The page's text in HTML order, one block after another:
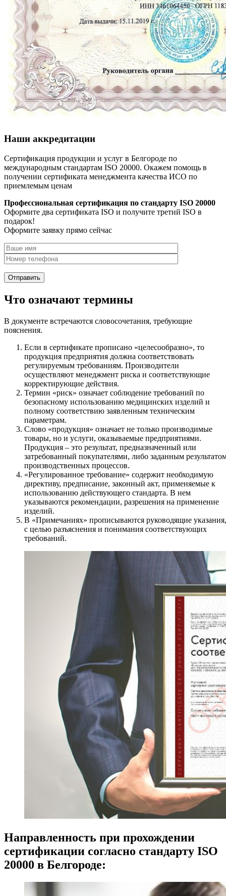
Наши аккредитации
Сертификация продукции и услуг в Белгороде по
международным стандартам ISO 20000. Окажем помощь в
получении сертификата менеджмента качества ИСО по
приемлемым ценам
Профессиональная сертификация по стандарту ISO 20000
Оформите два сертификата ISO и получите третий ISO в
подарок!
Оформите заявку прямо сейчас
Что означают термины
В документе встречаются словосочетания, требующие
пояснения.
Если в сертификате прописано «целесообразно», то
продукция предприятия должна соответствовать
регулируемым требованиям. Производители
осуществляют менеджмент риска и соответствующие
корректирующие действия.
Термин «риск» означает соблюдение требований по
безопасному использованию медицинских изделий и
полному соответствию заявленным техническим
параметрам.
Слово «продукция» означает не только производимые
товары, но и услуги, оказываемые предприятиями.
Продукция – это результат, предназначенный или
затребованный покупателями, либо заданным
производственных процессов.
«Регулированное требование» содержит необходимую
директиву, предписание, законный акт, применяемые к
использованию действующего стандарта. В нем
указываются рекомендации, разрешения на применение
изделий.
В «Примечаниях» прописываются руководящие указания,
с целью разъяснения и понимания соответствующих
требований.
Направленность при прохождении
сертификации согласно стандарту ISO
20000 в Белгороде: